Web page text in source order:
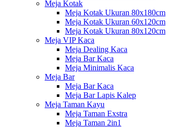
Meja Kotak
Meja Kotak Ukuran 80x180cm
Meja Kotak Ukuran 60x120cm
Meja Kotak Ukuran 80x120cm
Meja VIP Kaca
Meja Dealing Kaca
Meja Bar Kaca
Meja Minimalis Kaca
Meja Bar
Meja Bar Kaca
Meja Bar Lapis Kalep
Meja Taman Kayu
Meja Taman Exstra
Meja Taman 2in1